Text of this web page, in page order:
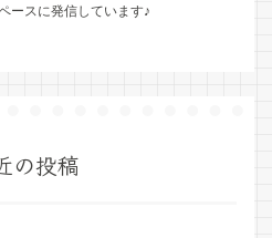
ースに発信しています♪
の投稿